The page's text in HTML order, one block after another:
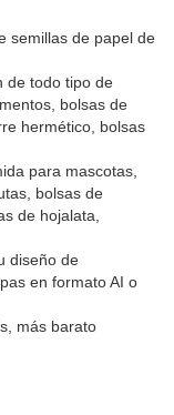
semillas de papel de
de todo tipo de
bolsas de
hermético, bolsas
para mascotas,
bolsas de
de hojalata,
diseño de
en formato AI o
más barato